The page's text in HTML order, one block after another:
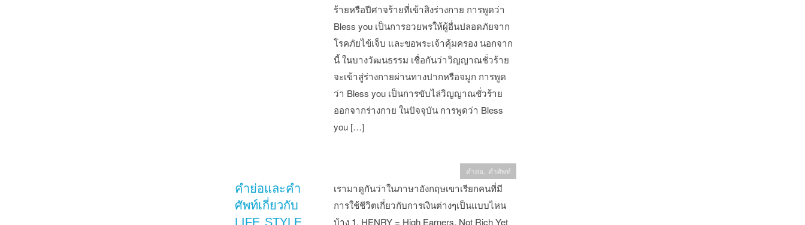
ร้ายหรือปีศาจร้ายที่เข้าสิงร่างกาย การพูดว่า
Bless you เป็นการอวยพรให้ผู้อื่นปลอดภัยจาก
โรคภัยไข้เจ็บ และขอพระเจ้าคุ้มครอง นอกจาก
นี้ ในบางวัฒนธรรม เชื่อกันว่าวิญญาณชั่วร้าย
จะเข้าสู่ร่างกายผ่านทางปากหรือจมูก การพูด
ว่า Bless you เป็นการขับไล่วิญญาณชั่วร้าย
ออกจากร่างกาย ในปัจจุบัน การพูดว่า Bless
you […]
คำย่อและคำ
ศัพท์เกี่ยวกับ
LIFE STYLE
เรามาดูกันว่าในภาษาอังกฤษเขาเรียกคนที่มี
การใช้ชีวิตเกี่ยวกับการเงินต่างๆเป็นแบบไหน
บ้าง 1. HENRY = High Earners, Not Rich Yet
คำย่อ, คำศัพท์